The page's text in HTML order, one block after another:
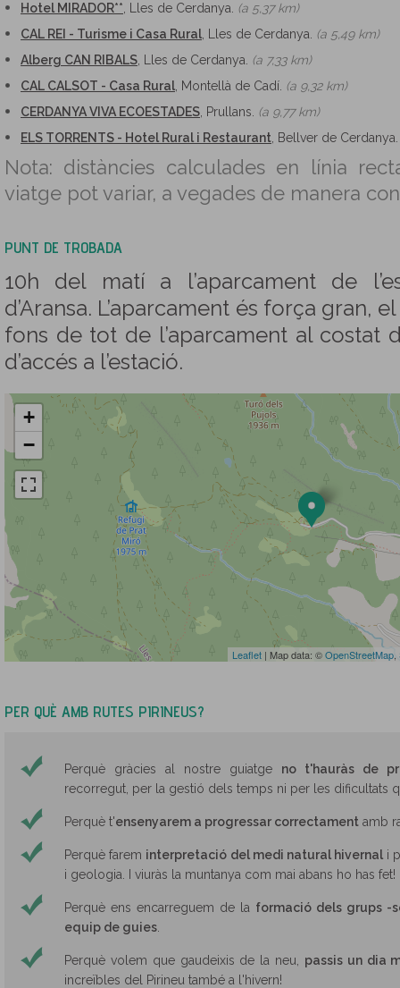
Hotel MIRADOR** , Lles de Cerdanya. (a 5,37 km)
CAL REI - Turisme i Casa Rural , Lles de Cerdanya. (a 5,49 km)
Alberg CAN RIBALS , Lles de Cerdanya. (a 7,33 km)
CAL CALSOT - Casa Rural , Montellà de Cadí. (a 9,32 km)
CERDANYA VIVA ECOESTADES , Prullans. (a 9,77 km)
ELS TORRENTS - Hotel Rural i Restaurant , Bellver de
Nota: distàncies calculades en línia
viatge pot variar, a vegades de manera
PUNT DE TROBADA
10h del matí a l’aparcament de
d’Aransa. L’aparcament és força gran,
fons de tot de l’aparcament al costat
d’accés a l’estació.
+
−
Leaflet | Map data: ©OpenStreetMap
PER QUÈ AMB RUTES PIRINEUS?
Perquè gràcies al nostre guiatge no t'hauràs de
recorregut, per la gestió dels temps ni per les dificultats
Perquè t'ensenyarem a progressar correctament amb
Perquè farem interpretació del medi natural hivernal i
i geologia. I viuràs la muntanya com mai abans ho has fet!
Perquè ens encarreguem de la formació dels grups -
equip de guies
Perquè volem que gaudeixis de la neu, passis un dia
increïbles del Pirineu també a l'hivern!